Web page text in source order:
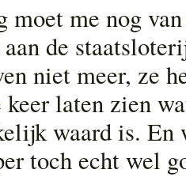
moet me nog
de
niet meer, ze
keer laten zien
waard is. En
toch echt wel